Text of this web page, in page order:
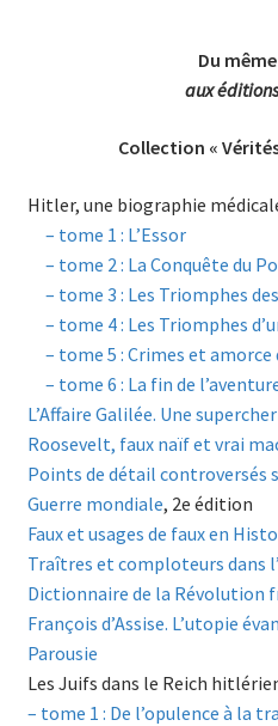
Du
aux
Collection «
Hitler, une biographie
– tome 1 : L’Essor
– tome 2 : La Conquête du
– tome 3 : Les Triomphes
– tome 4 : Les Triomphes
– tome 5 : Crimes et amorce
– tome 6 : La fin de
L’Affaire Galilée. Une
Roosevelt, faux naïf et vrai
Points de détail controversés
Guerre mondiale, 2e édition
Faux et usages de faux en
Traîtres et comploteurs dans
Dictionnaire de la Révolution
François d’Assise. L’utopie
Parousie
Les Juifs dans le Reich
– tome 1 : De l’opulence à la